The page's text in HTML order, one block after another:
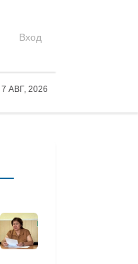
Вход
АВГ, 2026